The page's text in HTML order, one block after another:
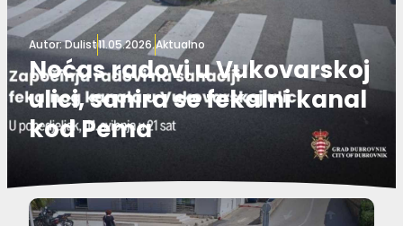
Autor:Dulist11.05.2026.Aktualno
Noćas radovi u Vukovarskoj
ulici, sanira se fekalni kanal
kod Pema